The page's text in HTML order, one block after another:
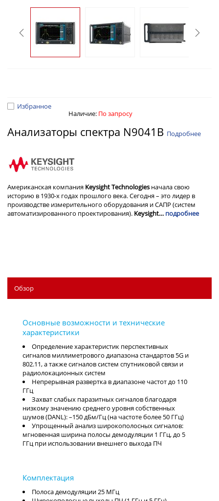
Избранное
Наличие: По запросу
Анализаторы спектра N9041B Подробнее
Американская компания Keysight Technologies начала свою
историю в 1930-х годах прошлого века. Сегодня – это лидер в
производстве измерительного оборудования и САПР (систем
автоматизированного проектирования). Keysight… подробнее
Обзор
Определение характеристик перспективных
сигналов миллиметрового диапазона стандартов 5G и
802.11, а также сигналов систем спутниковой связи и
радиолокационных систем
Непрерывная развертка в диапазоне частот до 110
ГГц
Захват слабых паразитных сигналов благодаря
низкому значению среднего уровня собственных
шумов (DANL): –150 дБм/Гц (на частоте более 50 ГГц)
Упрощенный анализ широкополосных сигналов:
мгновенная ширина полосы демодуляции 1 ГГц, до 5
ГГц при использовании внешнего выхода ПЧ
Полоса демодуляции 25 МГц